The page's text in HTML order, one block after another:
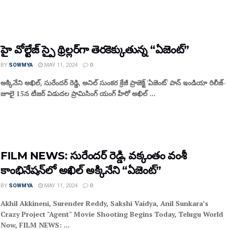
హై వోల్టేజ్ స్పై థ్రిల్లర్‌గా తెరకెక్కుతున్న “ఏజెంట్”
BY SOWMYA MAY 11, 2024 0
అక్కినేని అఖిల్, సురేందర్ రెడ్డి, అనిల్ సుంకర క్రేజీ ప్రాజెక్ట్ 'ఏజెంట్' పాన్ ఇండియా రిలీజ్-
జూలై 15న టీజర్ విడుదల ప్రామిసింగ్ యంగ్ హీరో అఖిల్ ...
FILM NEWS: సురేంద‌ర్ రెడ్డి, వ‌క్కంతం వంశీ
కాంభినేష‌న్‌లో అఖిల్ అక్కినేని “ఏజెంట్”
BY SOWMYA MAY 11, 2024 0
Akhil Akkineni, Surender Reddy, Sakshi Vaidya, Anil Sunkara’s
Crazy Project "Agent" Movie Shooting Begins Today, Telugu World
Now, FILM NEWS: ...